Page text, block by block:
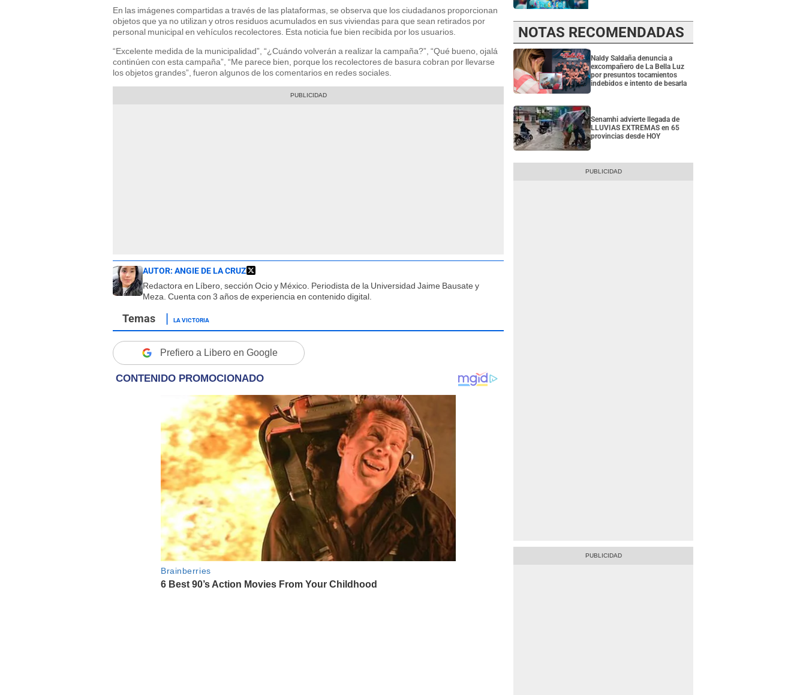
En las imágenes compartidas a través de las plataformas, se observa que los ciudadanos proporcionan
objetos que ya no utilizan y otros residuos acumulados en sus viviendas para que sean retirados por
personal municipal en vehículos recolectores. Esta noticia fue bien recibida por los usuarios.
“Excelente medida de la municipalidad”, “¿Cuándo volverán a realizar la campaña?”, “Qué bueno, ojalá
continúen con esta campaña”, “Me parece bien, porque los recolectores de basura cobran por llevarse
los objetos grandes”, fueron algunos de los comentarios en redes sociales.
AUTOR: ANGIE DE LA CRUZ
Redactora en Líbero, sección Ocio y México. Periodista de la Universidad Jaime Bausate y
Meza. Cuenta con 3 años de experiencia en contenido digital.
LA VICTORIA
Prefiero a Libero en Google
NOTAS RECOMENDADAS
Naldy Saldaña denuncia a
excompañero de La Bella Luz
por presuntos tocamientos
indebidos e intento de besarla
Senamhi advierte llegada de
LLUVIAS EXTREMAS en 65
provincias desde HOY